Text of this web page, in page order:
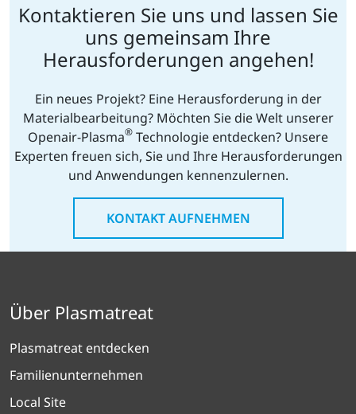
Kontaktieren Sie uns und lassen Sie
uns gemeinsam Ihre
Herausforderungen angehen!
Ein neues Projekt? Eine Herausforderung in der
Materialbearbeitung? Möchten Sie die Welt unserer
Openair-Plasma® Technologie entdecken? Unsere
Experten freuen sich, Sie und Ihre Herausforderungen
und Anwendungen kennenzulernen.
KONTAKT AUFNEHMEN
Über Plasmatreat
Plasmatreat entdecken
Familienunternehmen
Local Site